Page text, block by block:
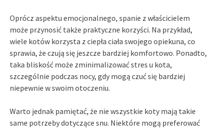
Oprócz aspektu emocjonalnego, spanie z właścicielem
może przynosić także praktyczne korzyści. Na przykład,
wiele kotów korzysta z ciepła ciała swojego opiekuna, co
sprawia, że czują się jeszcze bardziej komfortowo. Ponadto,
taka bliskość może zminimalizować stres u kota,
szczególnie podczas nocy, gdy mogą czuć się bardziej
niepewnie w swoim otoczeniu.
Warto jednak pamiętać, że nie wszystkie koty mają takie
same potrzeby dotyczące snu. Niektóre mogą preferować